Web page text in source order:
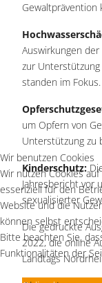
Gewaltprävention
Auswirkungen
zur
standen im Fokus​.
um Opfern von
Unterstützung zu
Kinderschutz:
Jahresbericht vor
sexualisierter
Die gedruckte
2022, die online
Landtags
Wir benutzen Cookies
Wir nutzen Cookies
essenziell für den
Website und die
können selbst
Bitte beachten Sie,
Funktionalitäten der